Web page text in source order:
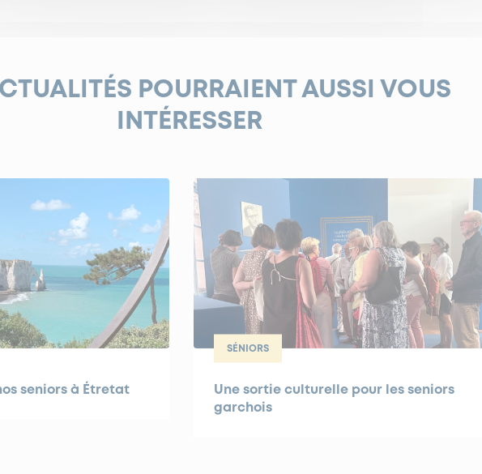
POURRAIENT AUSSI VOUS
INTÉRESSER
seniors à Étretat
SÉNIORS
Une sortie culturelle pour les seniors
garchois